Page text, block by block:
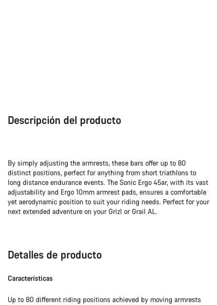
Descripción del producto
By simply adjusting the armrests, these bars offer up to 80
distinct positions, perfect for anything from short triathlons to
long distance endurance events. The Sonic Ergo 45ar, with its vast
adjustability and Ergo 10mm armrest pads, ensures a comfortable
yet aerodynamic position to suit your riding needs. Perfect for your
next extended adventure on your Grizl or Grail AL.
Detalles de producto
Características
Up to 80 different riding positions achieved by moving armrests